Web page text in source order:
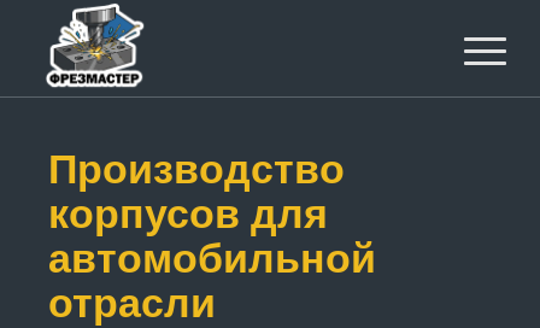
Производство
корпусов для
автомобильной
отрасли